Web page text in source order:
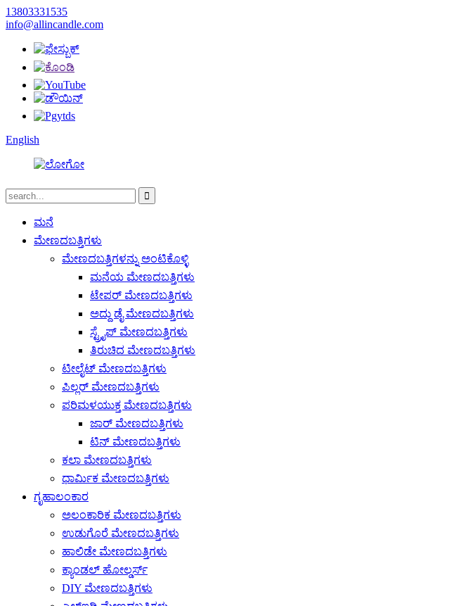
13803331535
info@allincandle.com
English
ಮನೆ
ಮೇಣದಬತ್ತಿಗಳು
ಮೇಣದಬತ್ತಿಗಳನ್ನು ಅಂಟಿಕೊಳ್ಳಿ
ಮನೆಯ ಮೇಣದಬತ್ತಿಗಳು
ಟೇಪರ್ ಮೇಣದಬತ್ತಿಗಳು
ಅದ್ದು ಡೈ ಮೇಣದಬತ್ತಿಗಳು
ಸ್ಟ್ರೈಪ್ ಮೇಣದಬತ್ತಿಗಳು
ತಿರುಚಿದ ಮೇಣದಬತ್ತಿಗಳು
ಟೀಲೈಟ್ ಮೇಣದಬತ್ತಿಗಳು
ಪಿಲ್ಲರ್ ಮೇಣದಬತ್ತಿಗಳು
ಪರಿಮಳಯುಕ್ತ ಮೇಣದಬತ್ತಿಗಳು
ಜಾರ್ ಮೇಣದಬತ್ತಿಗಳು
ಟಿನ್ ಮೇಣದಬತ್ತಿಗಳು
ಕಲಾ ಮೇಣದಬತ್ತಿಗಳು
ಧಾರ್ಮಿಕ ಮೇಣದಬತ್ತಿಗಳು
ಗೃಹಾಲಂಕಾರ
ಅಲಂಕಾರಿಕ ಮೇಣದಬತ್ತಿಗಳು
ಉಡುಗೊರೆ ಮೇಣದಬತ್ತಿಗಳು
ಹಾಲಿಡೇ ಮೇಣದಬತ್ತಿಗಳು
ಕ್ಯಾಂಡಲ್ ಹೋಲ್ಡರ್ಸ್
DIY ಮೇಣದಬತ್ತಿಗಳು